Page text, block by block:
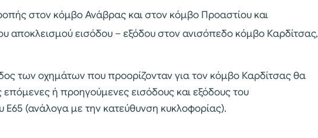
στον κόμβο Ανάβρας και στον κόμβο Προαστίου και
αποκλεισμού εισόδου – εξόδου στον ανισόπεδο κόμβο Καρδίτσας,
των οχημάτων που προορίζονταν για τον κόμβο Καρδίτσας θα
επόμενες ή προηγούμενες εισόδους και εξόδους του
Ε65 (ανάλογα με την κατεύθυνση κυκλοφορίας).